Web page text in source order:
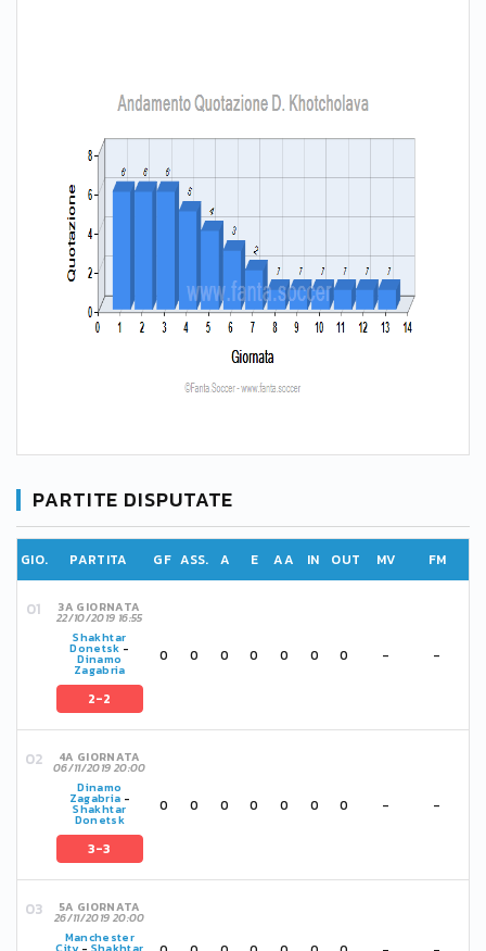
PARTITE DISPUTATE
GIO. PARTITA GF ASS. A E AA IN OUT MV FM
3A GIORNATA
22/10/2019 16:55
Shakhtar
Donetsk -
Dinamo
Zagabria
2-2
0 0 0 0 0 0 0 - -
4A GIORNATA
06/11/2019 20:00
Dinamo
Zagabria -
Shakhtar
Donetsk
3-3
0 0 0 0 0 0 0 - -
5A GIORNATA
26/11/2019 20:00
Manchester